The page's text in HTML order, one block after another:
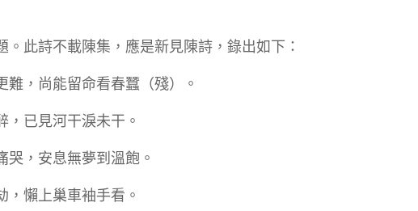
。此詩不載陳集，應是新見陳詩，錄出如下：
難，尚能留命看春蠶（殘）。
，已見河干淚未干。
哭，安息無夢到溫飽。
，懶上巢車袖手看。